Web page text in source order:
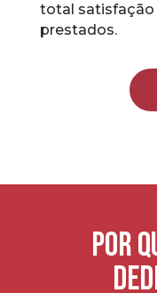
total satisfação
prestados.
Por